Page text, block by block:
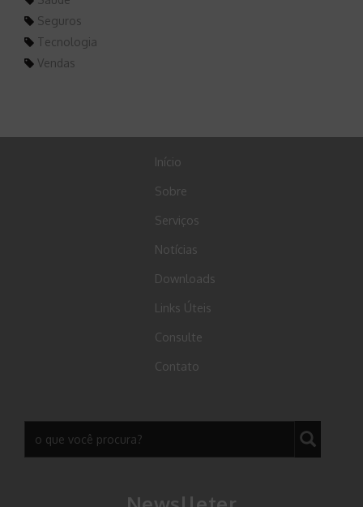
Seguros
Tecnologia
Vendas
Início
Sobre
Serviços
Notícias
Downloads
Links Úteis
Consulte
Contato